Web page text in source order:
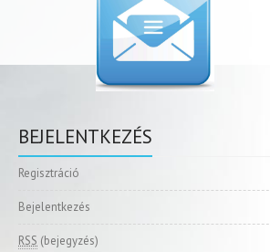
BEJELENTKEZÉS
Regisztráció
Bejelentkezés
RSS (bejegyzés)